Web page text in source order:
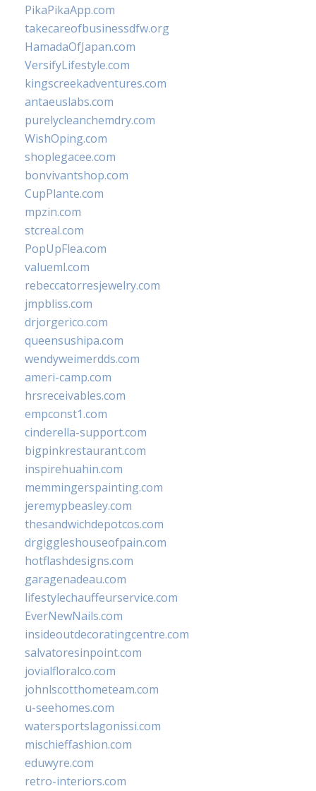
PikaPikaApp.com
takecareofbusinessdfw.org
HamadaOfJapan.com
VersifyLifestyle.com
kingscreekadventures.com
antaeuslabs.com
purelycleanchemdry.com
WishOping.com
shoplegacee.com
bonvivantshop.com
CupPlante.com
mpzin.com
stcreal.com
PopUpFlea.com
valueml.com
rebeccatorresjewelry.com
jmpbliss.com
drjorgerico.com
queensushipa.com
wendyweimerdds.com
ameri-camp.com
hrsreceivables.com
empconst1.com
cinderella-support.com
bigpinkrestaurant.com
inspirehuahin.com
memmingerspainting.com
jeremypbeasley.com
thesandwichdepotcos.com
drgiggleshouseofpain.com
hotflashdesigns.com
garagenadeau.com
lifestylechauffeurservice.com
EverNewNails.com
insideoutdecoratingcentre.com
salvatoresinpoint.com
jovialfloralco.com
johnlscotthometeam.com
u-seehomes.com
watersportslagonissi.com
mischieffashion.com
eduwyre.com
retro-interiors.com